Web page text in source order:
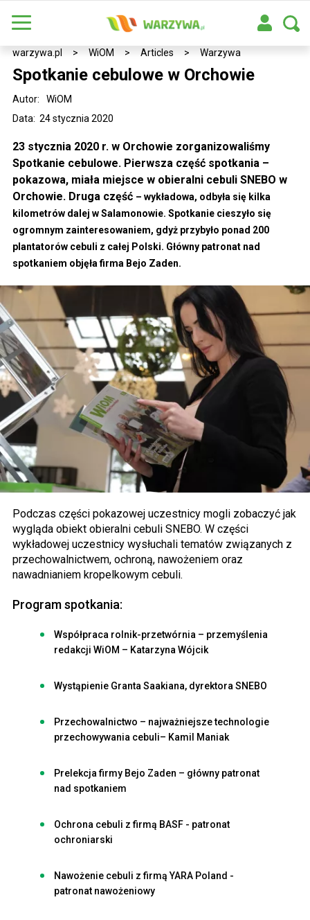
warzywa.pl > WiOM > Articles > Warzywa
Spotkanie cebulowe w Orchowie
Data: 24 stycznia 2020
Autor: WiOM
23 stycznia 2020 r. w Orchowie zorganizowaliśmy
Spotkanie cebulowe. Pierwsza część spotkania –
pokazowa, miała miejsce w obieralni cebuli SNEBO w
Orchowie. Druga część – wykładowa, odbyła się kilka
kilometrów dalej w Salamonowie. Spotkanie cieszyło się
ogromnym zainteresowaniem, gdyż przybyło ponad 200
plantatorów cebuli z całej Polski. Główny patronat nad
spotkaniem objęła firma Bejo Zaden.
Podczas części pokazowej uczestnicy mogli zobaczyć jak
wygląda obiekt obieralni cebuli SNEBO. W części
wykładowej uczestnicy wysłuchali tematów związanych z
przechowalnictwem, ochroną, nawożeniem oraz
nawadnianiem kropelkowym cebuli.
Program spotkania:
Współpraca rolnik-przetwórnia – przemyślenia
redakcji WiOM – Katarzyna Wójcik
Wystąpienie Granta Saakiana, dyrektora SNEBO
Przechowalnictwo – najważniejsze technologie
przechowywania cebuli– Kamil Maniak
Prelekcja firmy Bejo Zaden – główny patronat
nad spotkaniem
Ochrona cebuli z firmą BASF - patronat
ochroniarski
Nawożenie cebuli z firmą YARA Poland -
patronat nawożeniowy